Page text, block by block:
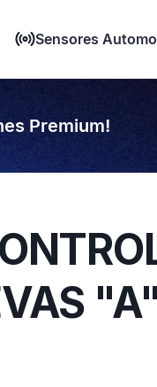
Sensores
Premium!